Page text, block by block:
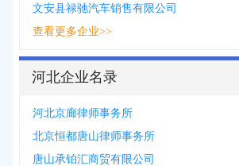
文安县禄驰汽车销售有限公司
查看更多企业>>
河北企业名录
河北京廊律师事务所
北京恒都唐山律师事务所
唐山承铂汇商贸有限公司